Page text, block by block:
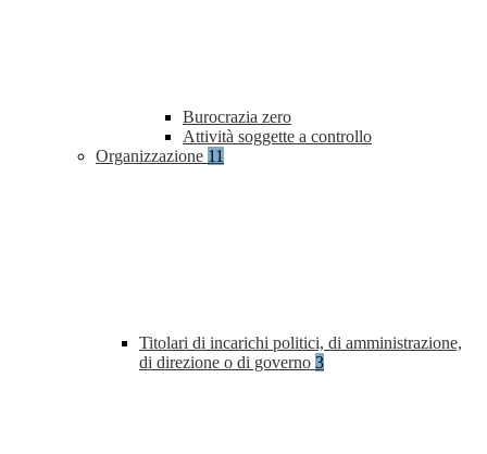
Burocrazia zero
Attività soggette a controllo
Organizzazione 11
Titolari di incarichi politici, di amministrazione,
di direzione o di governo 3